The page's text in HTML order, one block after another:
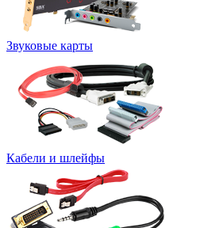
Звуковые карты
Кабели и шлейфы